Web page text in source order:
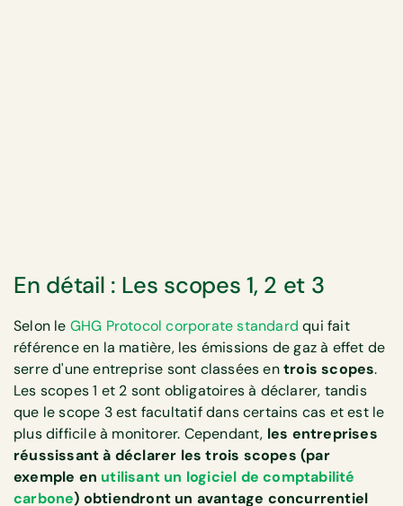
En détail : Les scopes 1, 2 et 3
Selon le GHG Protocol corporate standard qui fait
référence en la matière, les émissions de gaz à effet de
serre d'une entreprise sont classées entrois scopes.
Les scopes 1 et 2 sont obligatoires à déclarer, tandis
que le scope 3 est facultatif dans certains cas et est le
plus difficile à monitorer. Cependant, les entreprises
réussissant à déclarer les trois scopes (par
exemple en utilisant un logiciel de comptabilité
carbone) obtiendront un avantage concurrentiel